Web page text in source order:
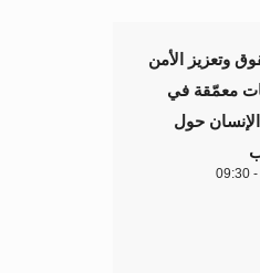
وتعزيز الأمن
معمّقة في
حول